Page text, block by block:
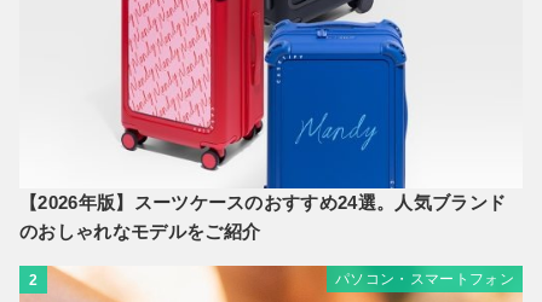
【2026年版】スーツケースのおすすめ24選。人気ブランド
のおしゃれなモデルをご紹介
2 パソコン・スマートフォン